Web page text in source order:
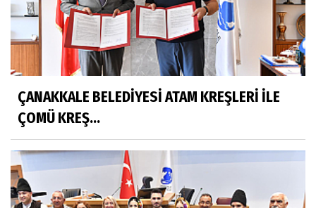
ÇANAKKALE BELEDİYESİ ATAM KREŞLERİ İLE
ÇOMÜ KREŞ...